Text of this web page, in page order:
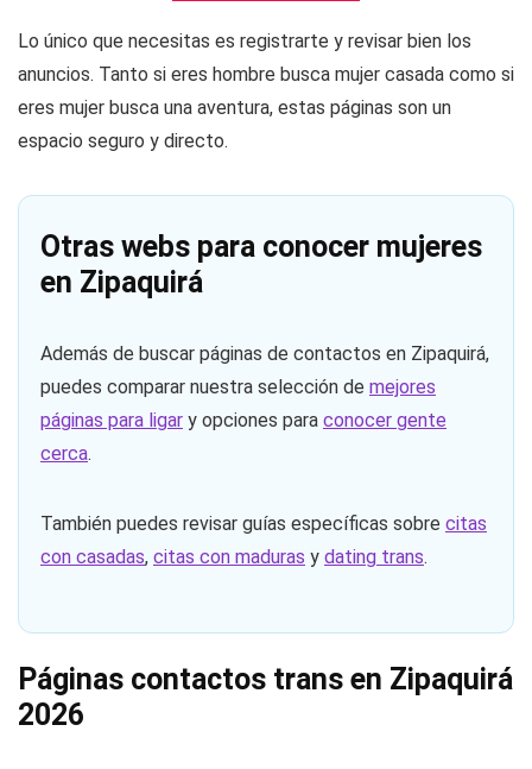
Lo único que necesitas es registrarte y revisar bien los
anuncios. Tanto si eres hombre busca mujer casada como si
eres mujer busca una aventura, estas páginas son un
espacio seguro y directo.
Otras webs para conocer mujeres
en Zipaquirá
Además de buscar páginas de contactos en Zipaquirá,
puedes comparar nuestra selección de mejores
páginas para ligar y opciones para conocer gente
cerca.
También puedes revisar guías específicas sobre citas
con casadas, citas con maduras y dating trans.
Páginas contactos trans en Zipaquirá
2026